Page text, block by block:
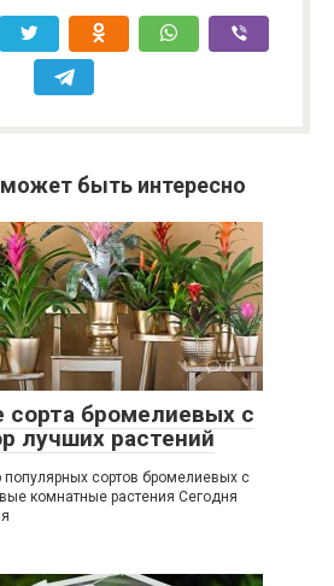
быть интересно
0
сорта бромелиевых с
лучших растений
сортов бромелиевых с
комнатные растения Сегодня